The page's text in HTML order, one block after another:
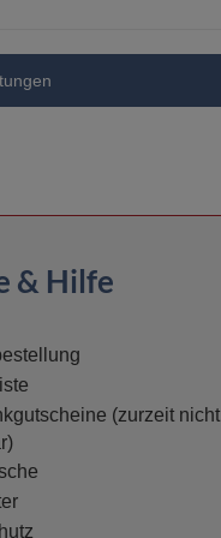
& Hilfe
(zurzeit nicht